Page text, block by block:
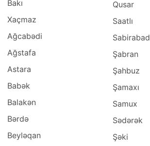
Bakı
Xaçmaz
Ağcabədi
Ağstafa
Astara
Babək
Balakən
Bərdə
Beyləqan
Qusar
Saatlı
Sabirabad
Şabran
Şahbuz
Şamaxı
Samux
Sədərək
Şəki